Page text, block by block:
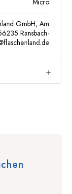
Micro
GmbH, Am
Ransbach-